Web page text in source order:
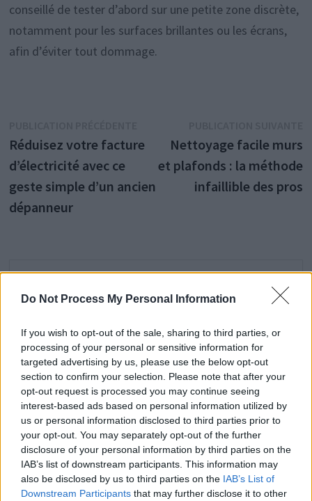
Do Not Process My Personal Information
If you wish to opt-out of the sale, sharing to third parties, or
processing of your personal or sensitive information for
targeted advertising by us, please use the below opt-out
section to confirm your selection. Please note that after your
opt-out request is processed you may continue seeing
interest-based ads based on personal information utilized by
us or personal information disclosed to third parties prior to
your opt-out. You may separately opt-out of the further
disclosure of your personal information by third parties on the
IAB’s list of downstream participants. This information may
also be disclosed by us to third parties on the IAB’s List of
Downstream Participants that may further disclose it to other
conseillé de tester d’abord sur une petite zone discrète,
notamment pour les surfaces brillantes ou les écrans,
afin d’éviter tout dommage.
de
l’article
précédente :
Réduisez votre facture
d’électricité avec ce
geste simple d’un ancien
dépanneur
Nettoyage facile murs
et plafonds : la méthode
infaillible des pros
Histoiredemaison →
VOUS POURRIEZ AUSSI AIMER